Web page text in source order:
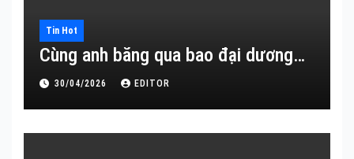
Tin Hot
Cùng anh băng qua bao đại dương…
30/04/2026 EDITOR